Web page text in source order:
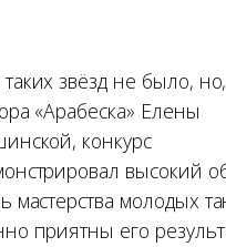
звёзд не было,
«Арабеска» Елены
конкурс
высокий
мастерства молодых
приятны его